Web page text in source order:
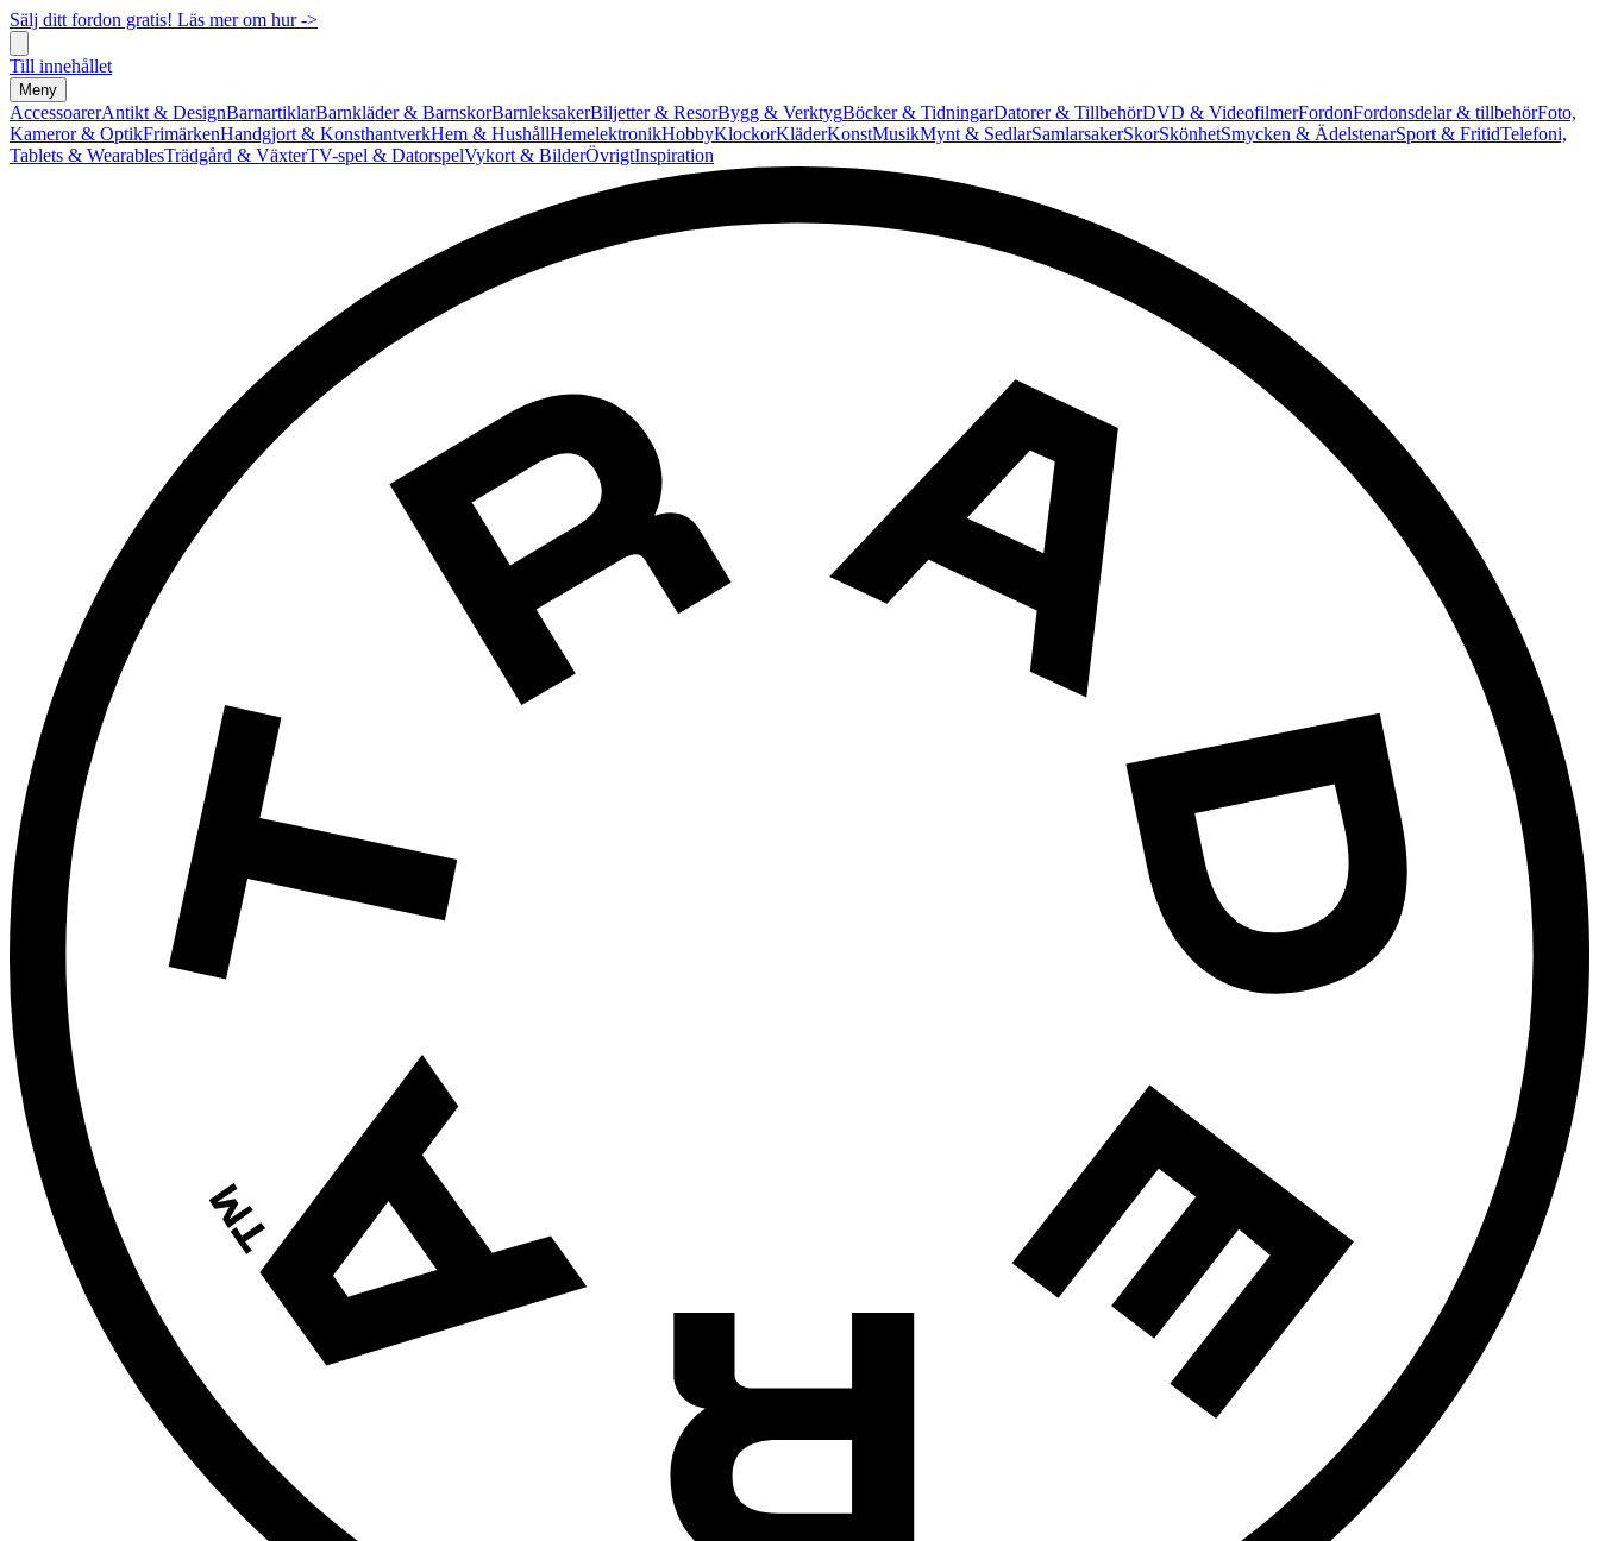
Sälj ditt fordon gratis! Läs mer om hur ->
Till innehållet
Meny
AccessoarerAntikt & DesignBarnartiklarBarnkläder & BarnskorBarnleksakerBiljetter & ResorBygg & VerktygBöcker & TidningarDatorer & TillbehörDVD & VideofilmerFordonFordonsdelar & tillbehörFoto,
Kameror & OptikFrimärkenHandgjort & KonsthantverkHem & HushållHemelektronikHobbyKlockorKläderKonstMusikMynt & SedlarSamlarsakerSkorSkönhetSmycken & ÄdelstenarSport & FritidTelefoni,
Tablets & WearablesTrädgård & VäxterTV-spel & DatorspelVykort & BilderÖvrigtInspiration